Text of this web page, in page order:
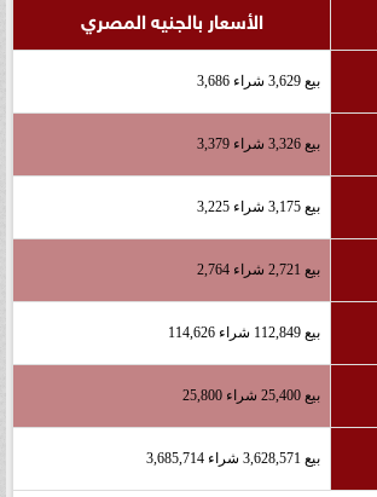
الأسعار بالجنيه المصري
بيع 3,629 شراء 3,686
بيع 3,326 شراء 3,379
بيع 3,175 شراء 3,225
بيع 2,721 شراء 2,764
بيع 112,849 شراء 114,626
بيع 25,400 شراء 25,800
بيع 3,628,571 شراء 3,685,714